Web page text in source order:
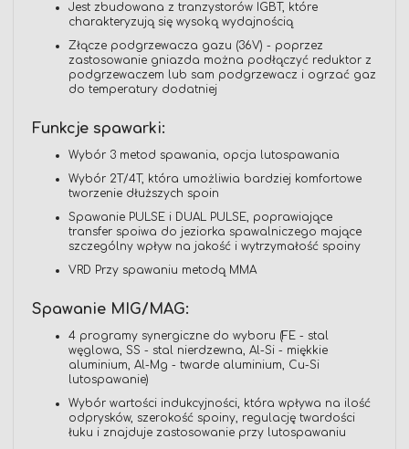
Jest zbudowana z tranzystorów IGBT, które
charakteryzują się wysoką wydajnością
Złącze podgrzewacza gazu (36V) - poprzez
zastosowanie gniazda można podłączyć reduktor z
podgrzewaczem lub sam podgrzewacz i ogrzać gaz
do temperatury dodatniej
Funkcje spawarki:
Wybór 3 metod spawania, opcja lutospawania
Wybór 2T/4T, która umożliwia bardziej komfortowe
tworzenie dłuższych spoin
Spawanie PULSE i DUAL PULSE, poprawiające
transfer spoiwa do jeziorka spawalniczego mające
szczególny wpływ na jakość i wytrzymałość spoiny
VRD Przy spawaniu metodą MMA
Spawanie MIG/MAG:
4 programy synergiczne do wyboru (FE - stal
węglowa, SS - stal nierdzewna, Al-Si - miękkie
aluminium, Al-Mg - twarde aluminium, Cu-Si
lutospawanie)
Wybór wartości indukcyjności, która wpływa na ilość
odprysków, szerokość spoiny, regulację twardości
łuku i znajduje zastosowanie przy lutospawaniu